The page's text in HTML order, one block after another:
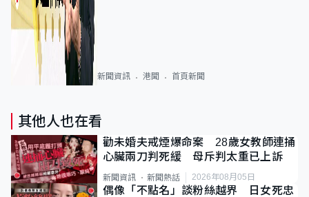
新聞資訊 港聞 首頁新聞
其他人也在看
勸未婚夫戒煙爆命案 28歲女教師連捅
心臟兩刀判死緩 母斥判太重已上訴
新聞資訊 新聞熱話 2026年08月05日
偶像「不點名」談粉絲越界 日女死忠